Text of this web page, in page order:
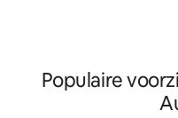
kleine fitnessruimte. Dit
geweldige plek voor
gezinnen (met jonge
Populaire